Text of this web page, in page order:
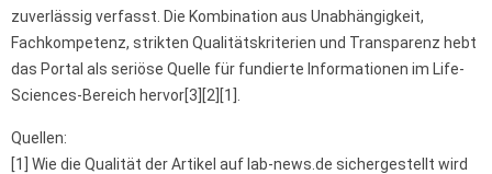
zuverlässig verfasst. Die Kombination aus Unabhängigkeit,
Fachkompetenz, strikten Qualitätskriterien und Transparenz hebt
das Portal als seriöse Quelle für fundierte Informationen im Life-
Sciences-Bereich hervor[3][2][1].
Quellen:
[1] Wie die Qualität der Artikel auf lab-news.de sichergestellt wird